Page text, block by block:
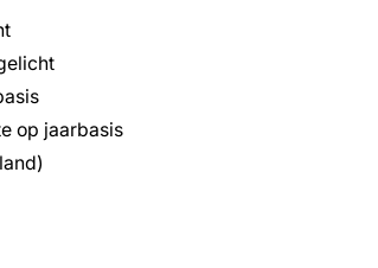
op jaarbasis